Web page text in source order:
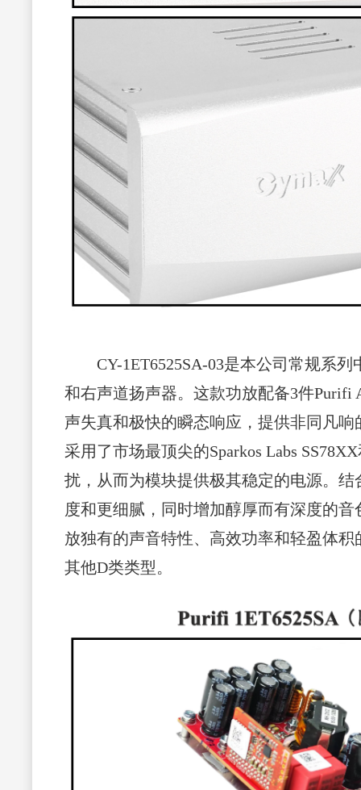
CY-1ET6525SA-03是本公司常规系列
和右声道扬声器。这款功放配备3件Purifi
声失真和极快的瞬态响应，提供非同凡响
采用了市场最顶尖的Sparkos Labs
扰，从而为模块提供极其稳定的电源。结
度和更细腻，同时增加醇厚而有深度的
放独有的声音特性、高效功率和轻盈体
其他D类类型。